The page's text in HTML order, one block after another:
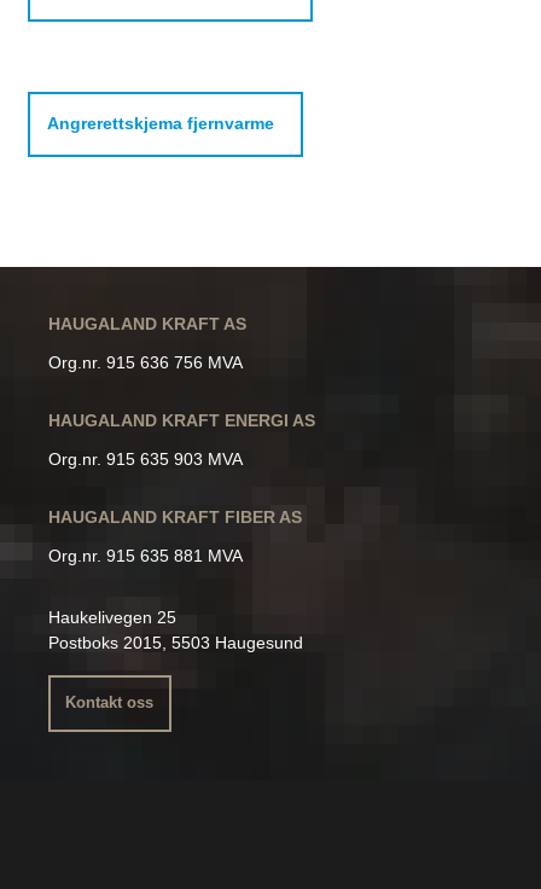
Angrerettskjema fjernvarme
HAUGALAND KRAFT AS
Org.nr. 915 636 756 MVA
HAUGALAND KRAFT ENERGI AS
Org.nr. 915 635 903 MVA
HAUGALAND KRAFT FIBER AS
Org.nr. 915 635 881 MVA
Haukelivegen 25
Postboks 2015, 5503 Haugesund
Kontakt oss